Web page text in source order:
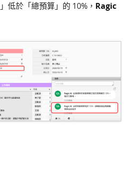
低於「總預算」的 10%， Ragic